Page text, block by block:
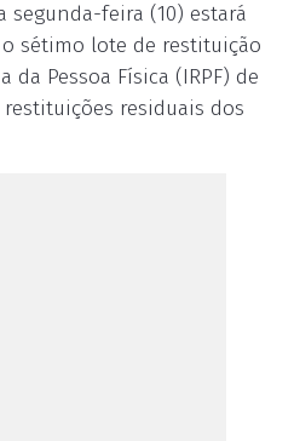
segunda-feira (10) estará
sétimo lote de restituição
Pessoa Física (IRPF) de
residuais dos